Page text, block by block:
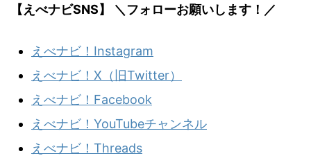
【えべナビSNS】 ＼フォローお願いします！／
えべナビ！Instagram
えべナビ！X（旧Twitter）
えべナビ！Facebook
えべナビ！YouTubeチャンネル
えべナビ！Threads